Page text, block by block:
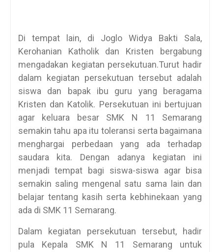
Di tempat lain, di Joglo Widya Bakti Sala,
Kerohanian Katholik dan Kristen bergabung
mengadakan kegiatan persekutuan.Turut hadir
dalam kegiatan persekutuan tersebut adalah
siswa dan bapak ibu guru yang beragama
Kristen dan Katolik. Persekutuan ini bertujuan
agar keluara besar SMK N 11 Semarang
semakin tahu apa itu toleransi serta bagaimana
menghargai perbedaan yang ada terhadap
saudara kita. Dengan adanya kegiatan ini
menjadi tempat bagi siswa-siswa agar bisa
semakin saling mengenal satu sama lain dan
belajar tentang kasih serta kebhinekaan yang
ada di SMK 11 Semarang.
Dalam kegiatan persekutuan tersebut, hadir
pula Kepala SMK N 11 Semarang untuk